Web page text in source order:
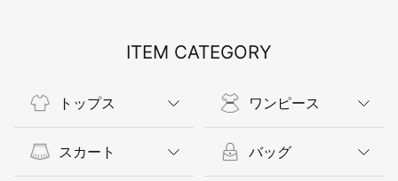
ITEM CATEGORY
トップス
スカート
ワンピース
バッグ